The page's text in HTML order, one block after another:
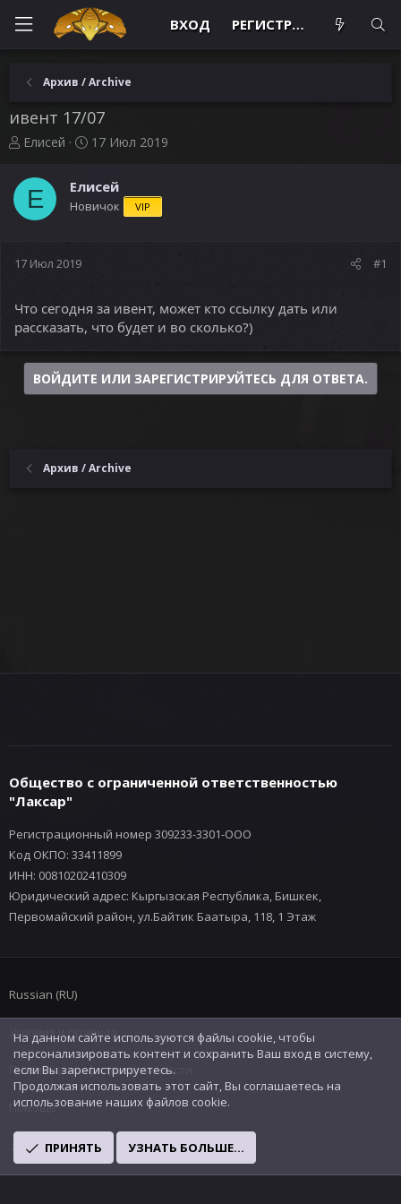
ВХОД РЕГИСТРАЦИЯ
Архив / Archive
ивент 17/07
А
т
о
р
м
Елисей
Д
а
н
17 Июл 2019
Е Елисей
Новичок VIP
17 Июл 2019 #1
Что сегодня за ивент, может кто ссылку дать или
рассказать, что будет и во сколько?)
ВОЙДИТЕ ИЛИ ЗАРЕГИСТРИРУЙТЕСЬ ДЛЯ ОТВЕТА.
Архив / Archive
Общество с ограниченной ответственностью
"Лаксар"
Регистрационный номер 309233-3301-ООО
Код ОКПО: 33411899
ИНН: 00810202410309
Юридический адрес: Кыргызская Республика, Бишкек,
Первомайский район, ул.Байтик Баатыра, 118, 1 Этаж
Russian (RU)
Условия и правила
Политика конфиденциальности
Помощь
R
S
На данном сайте используются файлы cookie, чтобы
персонализировать контент и сохранить Ваш вход в систему,
если Вы зарегистрируетесь.
Продолжая использовать этот сайт, Вы соглашаетесь на
использование наших файлов cookie.
ПРИНЯТЬ УЗНАТЬ БОЛЬШЕ...